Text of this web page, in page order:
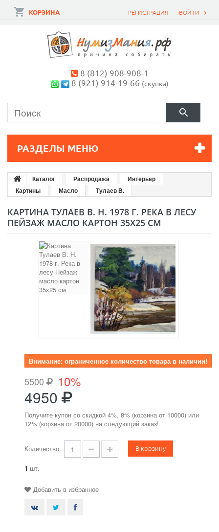
ВОЙТИ
РЕГИСТРАЦИЯ
КОРЗИНА
8 (812) 908-908-1
8 (921) 914-19-66 (скупка)
РАЗДЕЛЫ МЕНЮ
Каталог Распродажа
Интерьер
Картины
Масло Тулаев В.
КАРТИНА ТУЛАЕВ В. Н. 1978 Г. РЕКА В ЛЕСУ
ПЕЙЗАЖ МАСЛО КАРТОН 35Х25 СМ
Внимание: ограниченное количество товара в наличии!
5500 10%
4950
Получите купон со скидкой 4%, 8% (корзина от 10000) или
12% (корзина от 20000) на следующий заказ!
Количество В корзину
1 шт.
Добавить в избранное